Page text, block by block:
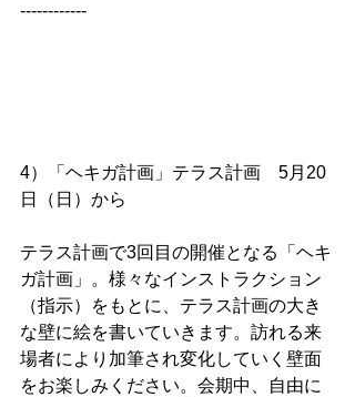
------------
4）「ヘキガ計画」テラス計画　5月20
日（日）から
テラス計画で3回目の開催となる「ヘキ
ガ計画」。様々なインストラクション
（指示）をもとに、テラス計画の大き
な壁に絵を書いていきます。訪れる来
場者により加筆され変化していく壁面
をお楽しみください。会期中、自由に